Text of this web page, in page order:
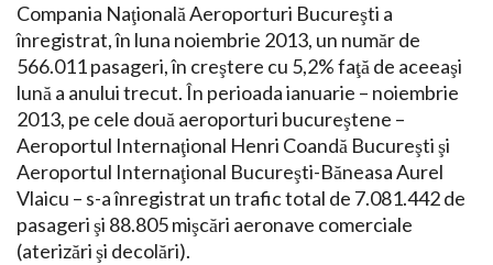
Compania Naţională Aeroporturi Bucureşti a
înregistrat, în luna noiembrie 2013, un număr de
566.011 pasageri, în creştere cu 5,2% faţă de aceeaşi
lună a anului trecut. În perioada ianuarie – noiembrie
2013, pe cele două aeroporturi bucureştene –
Aeroportul Internaţional Henri Coandă Bucureşti şi
Aeroportul Internaţional Bucureşti-Băneasa Aurel
Vlaicu – s-a înregistrat un trafic total de 7.081.442 de
pasageri şi 88.805 mişcări aeronave comerciale
(aterizări şi decolări).